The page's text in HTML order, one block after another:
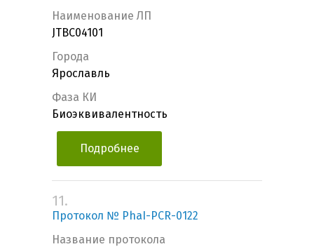
Наименование ЛП
JTBC04101
Города
Ярославль
Фаза КИ
Биоэквивалентность
Подробнее
11.
Протокол № PhaI-PCR-0122
Название протокола